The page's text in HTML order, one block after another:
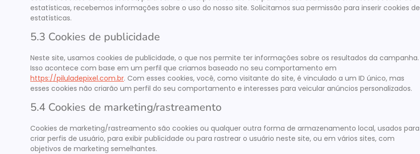
estatísticas, recebemos informações sobre o uso do nosso site. Solicitamos sua permissão para inserir cookies de
estatísticas.
5.3 Cookies de publicidade
Neste site, usamos cookies de publicidade, o que nos permite ter informações sobre os resultados da campanha.
Isso acontece com base em um perfil que criamos baseado no seu comportamento em
https://piluladepixel.com.br. Com esses cookies, você, como visitante do site, é vinculado a um ID único, mas
esses cookies não criarão um perfil do seu comportamento e interesses para veicular anúncios personalizados.
5.4 Cookies de marketing/rastreamento
Cookies de marketing/rastreamento são cookies ou qualquer outra forma de armazenamento local, usados para
criar perfis de usuário, para exibir publicidade ou para rastrear o usuário neste site, ou em vários sites, com
objetivos de marketing semelhantes.